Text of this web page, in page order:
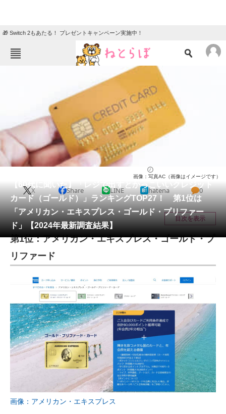
🎁 Switch 2もあたる！ プレゼントキャンペーン実施中！
クイズ
グルメ 地域
住まい 教育・育児
動物 リサーチ
メディア
注目記事を集めた総合ページ
進化するPCとデバイスの未来
好きが集まる 比べて選べる
ビジネスと働き方のヒント
AI活用のいまが分かる
企業ITのトレンドを詳説
経営リーダーのコミュニティ
【60代に聞いた】「レジで出すとかっこいいクレジット
カード（ゴールド）」ランキングTOP27！ 第1位は
「アメリカン・エキスプレス・ゴールド・プリファー
ド」【2024年最新調査結果】
画像：写真AC（画像はイメージです）
X Share LINE hatena 0
目次を表示
第1位：アメリカン・エキスプレス・ゴールド・プ
リファード
画像：アメリカン・エキスプレス